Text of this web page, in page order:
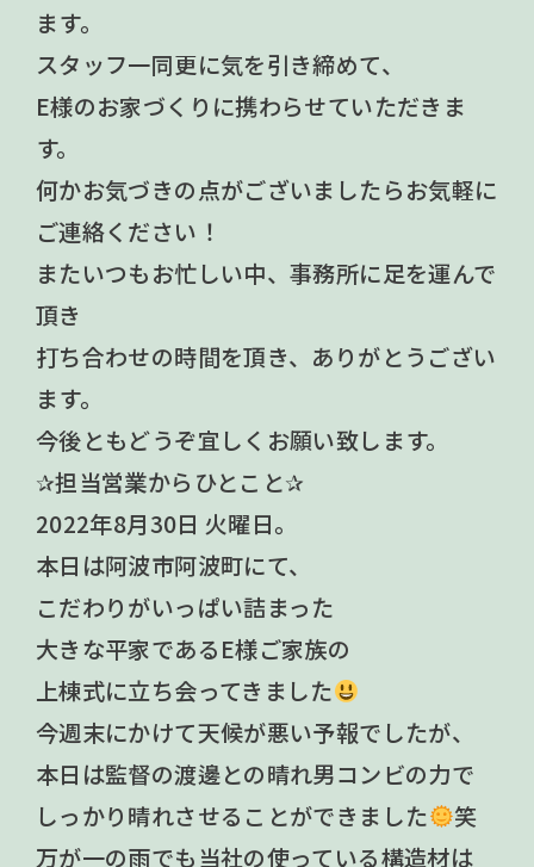
ます。
スタッフ一同更に気を引き締めて、
E様のお家づくりに携わらせていただきま
す。
何かお気づきの点がございましたらお気軽に
ご連絡ください！
またいつもお忙しい中、事務所に足を運んで
頂き
打ち合わせの時間を頂き、ありがとうござい
ます。
今後ともどうぞ宜しくお願い致します。
✰担当営業からひとこと✰
2022年8月30日 火曜日。
本日は阿波市阿波町にて、
こだわりがいっぱい詰まった
大きな平家であるE様ご家族の
上棟式に立ち会ってきました
今週末にかけて天候が悪い予報でしたが、
本日は監督の渡邊との晴れ男コンビの力で
しっかり晴れさせることができました
笑
万が一の雨でも当社の使っている構造材は